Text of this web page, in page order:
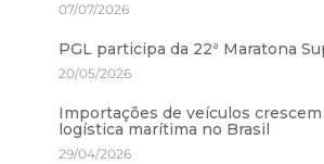
07/07/2026
PGL participa da 22ª Maratona
20/05/2026
Importações de veículos
logística marítima no Brasil
29/04/2026